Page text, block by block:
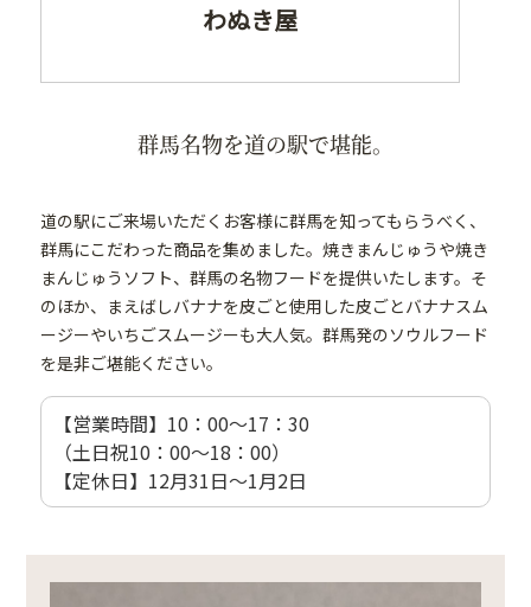
わぬき屋
群馬名物を道の駅で堪能。
道の駅にご来場いただくお客様に群馬を知ってもらうべく、
群馬にこだわった商品を集めました。焼きまんじゅうや焼き
まんじゅうソフト、群馬の名物フードを提供いたします。そ
のほか、まえばしバナナを皮ごと使用した皮ごとバナナスム
ージーやいちごスムージーも大人気。群馬発のソウルフード
を是非ご堪能ください。
【営業時間】10：00～17：30
（土日祝10：00～18：00）
【定休日】12月31日〜1月2日